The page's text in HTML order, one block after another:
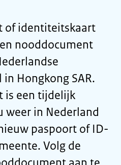
of identiteitskaart
nooddocument
Hongkong SAR.
is een tijdelijk
weer in Nederland
paspoort of ID-
Volg de